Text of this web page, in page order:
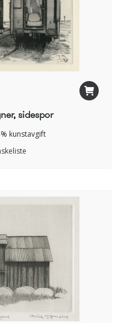
sidespor
kunstavgift